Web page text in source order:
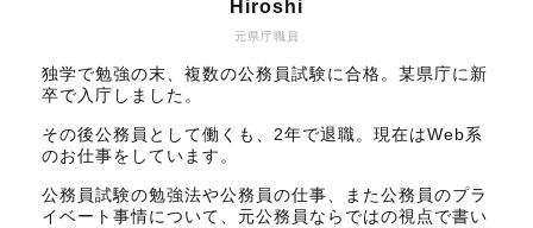
元県庁職員
Hiroshi
独学で勉強の末、複数の公務員試験に合格。某県庁に新
卒で入庁しました。
その後公務員として働くも、2年で退職。現在はWeb系
のお仕事をしています。
公務員試験の勉強法や公務員の仕事、また公務員のプラ
イベート事情について、元公務員ならではの視点で書い